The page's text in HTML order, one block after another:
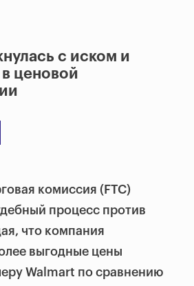
с иском и
ценовой
комиссия (FTC)
процесс против
что компания
выгодные цены
Walmart по сравнению